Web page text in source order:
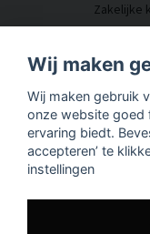
Zakelijke
Wij maken
Wij maken gebruik
onze website goed
ervaring biedt.
accepteren’ te
instellingen